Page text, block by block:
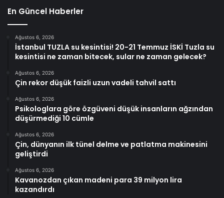
En Güncel Haberler
Ağustos 6, 2026
İstanbul TUZLA su kesintisi! 20-21 Temmuz İSKİ Tuzla su
kesintisi ne zaman bitecek, sular ne zaman gelecek?
Ağustos 6, 2026
Çin rekor düşük faizli uzun vadeli tahvil sattı
Ağustos 6, 2026
Psikologlara göre özgüveni düşük insanların ağzından
düşürmediği 10 cümle
Ağustos 6, 2026
Çin, dünyanın ilk tünel delme ve patlatma makinesini
geliştirdi
Ağustos 6, 2026
Kavanozdan çıkan madeni para 39 milyon lira
kazandırdı